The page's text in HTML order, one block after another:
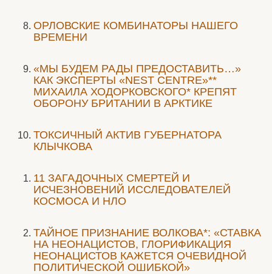
ОРЛОВСКИЕ КОМБИНАТОРЫ НАШЕГО
ВРЕМЕНИ
«МЫ БУДЕМ РАДЫ ПРЕДОСТАВИТЬ…»
КАК ЭКСПЕРТЫ «NEST CENTRE»**
МИХАИЛА ХОДОРКОВСКОГО* КРЕПЯТ
ОБОРОНУ БРИТАНИИ В АРКТИКЕ
ТОКСИЧНЫЙ АКТИВ ГУБЕРНАТОРА
КЛЫЧКОВА
11 ЗАГАДОЧНЫХ СМЕРТЕЙ И
ИСЧЕЗНОВЕНИЙ ИССЛЕДОВАТЕЛЕЙ
КОСМОСА И НЛО
ТАЙНОЕ ПРИЗНАНИЕ ВОЛКОВА*: «СТАВКА
НА НЕОНАЦИСТОВ, ГЛОРИФИКАЦИЯ
НЕОНАЦИСТОВ КАЖЕТСЯ ОЧЕВИДНОЙ
ПОЛИТИЧЕСКОЙ ОШИБКОЙ»